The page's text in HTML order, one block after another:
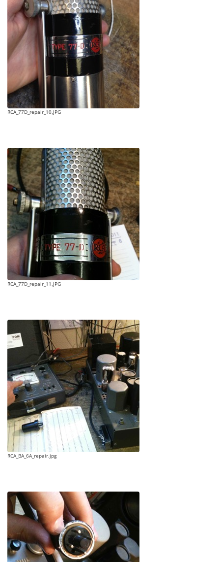
RCA_77D_repair_10.JPG
RCA_77D_repair_11.JPG
RCA_BA_6A_repair.jpg